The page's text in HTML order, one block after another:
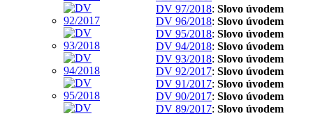
DV 97/2018: Slovo úvodem
DV 96/2018: Slovo úvodem
DV 95/2018: Slovo úvodem
DV 94/2018: Slovo úvodem
DV 93/2018: Slovo úvodem
DV 92/2017: Slovo úvodem
DV 91/2017: Slovo úvodem
DV 90/2017: Slovo úvodem
DV 89/2017: Slovo úvodem